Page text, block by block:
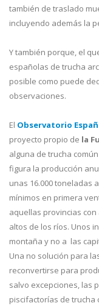
también de traslado
incluyendo además la
Y también porque, el
españolas de trucha
posible como puede
observaciones.
El Observatorio
proyecto propio de la
alguna de trucha
figura la producción
unas 16.000 toneladas
mínimos en primera
aquellas provincias
altos de los ríos. Unos
montaña y no a las
Una no solución para
reconvertirse para
salvo excepciones, las
piscifactorías de trucha